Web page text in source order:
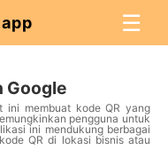
☰
Google
ini membuat kode QR yang
pengguna untuk
ini mendukung berbagai
QR di lokasi bisnis atau